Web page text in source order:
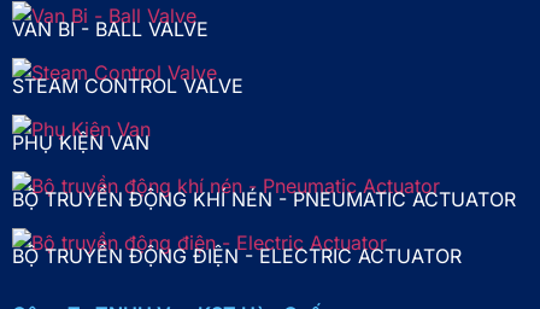
VAN BI - BALL VALVE
STEAM CONTROL VALVE
PHỤ KIỆN VAN
BỘ TRUYỀN ĐỘNG KHÍ NÉN - PNEUMATIC ACTUATOR
BỘ TRUYỀN ĐỘNG ĐIỆN - ELECTRIC ACTUATOR